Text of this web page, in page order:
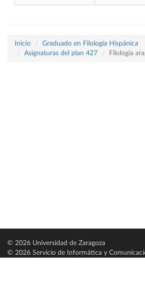
Inicio
Graduado en Filología Hispánica
Asignaturas del plan 427
Filología
© 2026 Universidad de Zaragoza
© 2026 Servicio de Informática y